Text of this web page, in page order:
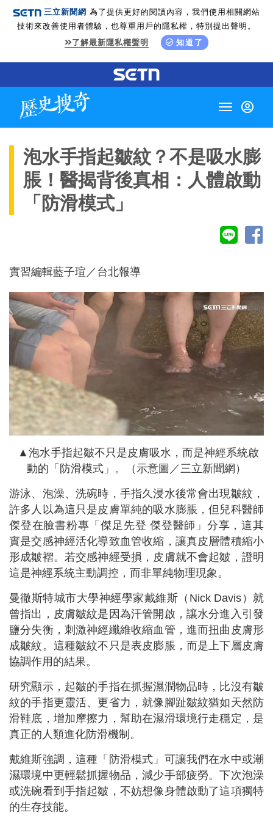
三立新聞網 為了提供更好的閱讀內容，我們使用相關網站
技術來改善使用者體驗，也尊重用戶的隱私權，特別提出聲明。
了解最新隱私權聲明
知道了
Toggle
泡水手指起皺紋？不是吸水膨
脹！醫揭背後真相：人體啟動
「防滑模式」
實習編輯藍子瑄／台北報導
▲泡水手指起皺不只是皮膚吸水，而是神經系統啟
動的「防滑模式」。（示意圖／三立新聞網）
游泳、泡澡、洗碗時，手指久浸水後常會出現皺紋，
許多人以為這只是皮膚單純的吸水膨脹，但兒科醫師
傑登在臉書粉專「傑足先登 傑登醫師」分享，這其
實是交感神經活化導致血管收縮，讓真皮層體積縮小
形成皺褶。若交感神經受損，皮膚就不會起皺，證明
這是神經系統主動調控，而非單純物理現象。
曼徹斯特城市大學神經學家戴維斯（Nick Davis）就
曾指出，皮膚皺紋是因為汗管開啟，讓水分進入引發
鹽分失衡，刺激神經纖維收縮血管，進而扭曲皮膚形
成皺紋。這種皺紋不只是表皮膨脹，而是上下層皮膚
協調作用的結果。
研究顯示，起皺的手指在抓握濕潤物品時，比沒有皺
紋的手指更靈活、更省力，就像腳趾皺紋猶如天然防
滑鞋底，增加摩擦力，幫助在濕滑環境行走穩定，是
真正的人類進化防滑機制。
戴維斯強調，這種「防滑模式」可讓我們在水中或潮
濕環境中更輕鬆抓握物品，減少手部疲勞。下次泡澡
或洗碗看到手指起皺，不妨想像身體啟動了這項獨特
的生存技能。